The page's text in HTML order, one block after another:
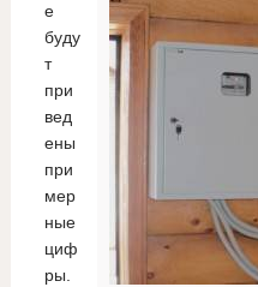
е
буду
т
при
вед
ены
при
мер
ные
циф
ры.